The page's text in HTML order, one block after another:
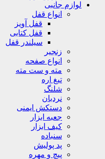
لوازم جانبی
انواع قفل
قفل آویز
قفل کتابی
سیلندر قفل
زنجیر
انواع صفحه
مته و ست مته
تیغ اره
شلنگ
نردبان
دستکش ایمنی
جعبه ابزار
کیف ابزار
سنباده
پد پولیش
پیچ و مهره